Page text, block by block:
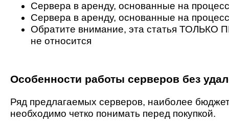
Сервера в аренду, основанные на
Сервера в аренду, основанные на
Обратите внимание, эта статья ТОЛЬКО
не относится
Особенности работы серверов без
Ряд предлагаемых серверов, наиболее
необходимо четко понимать перед покупкой.